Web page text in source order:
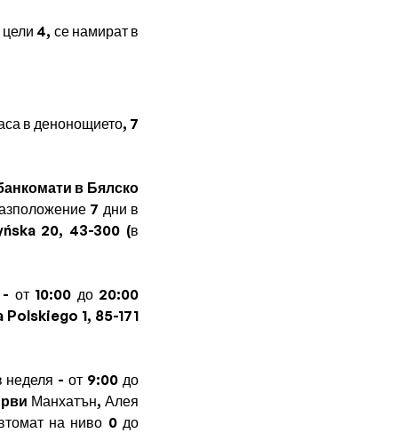
4, се намират в
в денонощието, 7
в Бялско
7 дни в
20, 43-300 (в
- от 10:00 до 20:00
1, 85-171
неделя - от 9:00 до
Манхатън, Алея
на ниво 0 до